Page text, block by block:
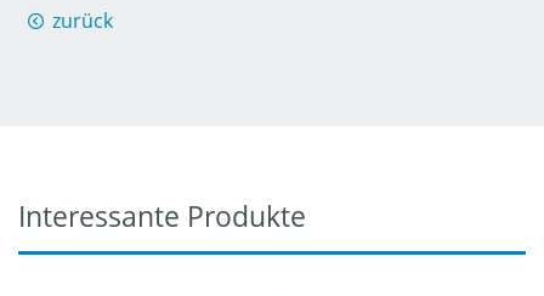
zurück
Interessante Produkte